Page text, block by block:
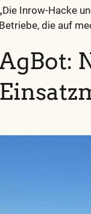
„Die Inrow-Hacke
Betriebe, die auf